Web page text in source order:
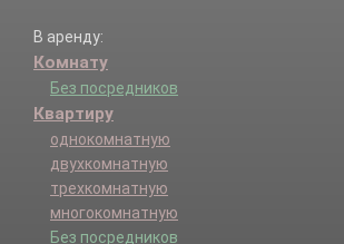
В аренду:
Комнату
Без посредников
Квартиру
однокомнатную
двухкомнатную
трехкомнатную
многокомнатную
Без посредников